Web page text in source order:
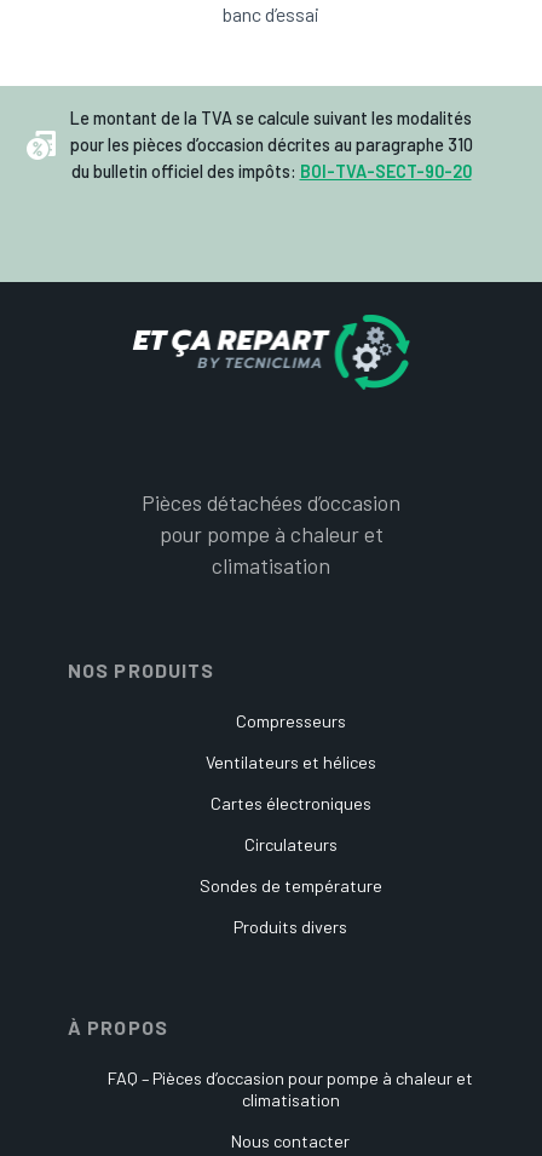
banc d’essai
Le montant de la TVA se calcule suivant les modalités
pour les pièces d’occasion décrites au paragraphe 310
du bulletin officiel des impôts: BOI-TVA-SECT-90-20
Pièces détachées d’occasion
pour pompe à chaleur et
climatisation
NOS PRODUITS
Compresseurs
Ventilateurs et hélices
Cartes électroniques
Circulateurs
Sondes de température
Produits divers
À PROPOS
FAQ – Pièces d’occasion pour pompe à chaleur et
climatisation
Nous contacter